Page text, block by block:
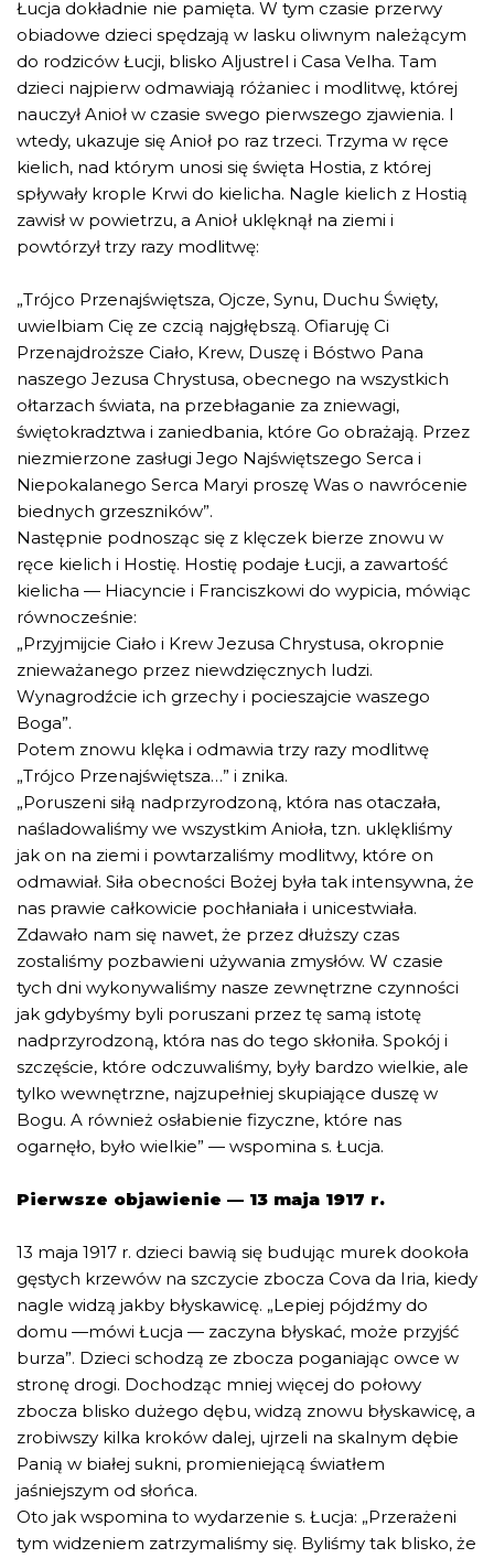
Łucja dokładnie nie pamięta. W tym czasie przerwy
obiadowe dzieci spędzają w lasku oliwnym należącym
do rodziców Łucji, blisko Aljustrel i Casa Velha. Tam
dzieci najpierw odmawiają różaniec i modlitwę, której
nauczył Anioł w czasie swego pierwszego zjawienia. I
wtedy, ukazuje się Anioł po raz trzeci. Trzyma w ręce
kielich, nad którym unosi się święta Hostia, z której
spływały krople Krwi do kielicha. Nagle kielich z Hostią
zawisł w powietrzu, a Anioł uklęknął na ziemi i
powtórzył trzy razy modlitwę:
„Trójco Przenajświętsza, Ojcze, Synu, Duchu Święty,
uwielbiam Cię ze czcią najgłębszą. Ofiaruję Ci
Przenajdroższe Ciało, Krew, Duszę i Bóstwo Pana
naszego Jezusa Chrystusa, obecnego na wszystkich
ołtarzach świata, na przebłaganie za zniewagi,
świętokradztwa i zaniedbania, które Go obrażają. Przez
niezmierzone zasługi Jego Najświętszego Serca i
Niepokalanego Serca Maryi proszę Was o nawrócenie
biednych grzeszników”.
Następnie podnosząc się z klęczek bierze znowu w
ręce kielich i Hostię. Hostię podaje Łucji, a zawartość
kielicha — Hiacyncie i Franciszkowi do wypicia, mówiąc
równocześnie:
„Przyjmijcie Ciało i Krew Jezusa Chrystusa, okropnie
znieważanego przez niewdzięcznych ludzi.
Wynagrodźcie ich grzechy i pocieszajcie waszego
Boga”.
Potem znowu klęka i odmawia trzy razy modlitwę
„Trójco Przenajświętsza…” i znika.
„Poruszeni siłą nadprzyrodzoną, która nas otaczała,
naśladowaliśmy we wszystkim Anioła, tzn. uklękliśmy
jak on na ziemi i powtarzaliśmy modlitwy, które on
odmawiał. Siła obecności Bożej była tak intensywna, że
nas prawie całkowicie pochłaniała i unicestwiała.
Zdawało nam się nawet, że przez dłuższy czas
zostaliśmy pozbawieni używania zmysłów. W czasie
tych dni wykonywaliśmy nasze zewnętrzne czynności
jak gdybyśmy byli poruszani przez tę samą istotę
nadprzyrodzoną, która nas do tego skłoniła. Spokój i
szczęście, które odczuwaliśmy, były bardzo wielkie, ale
tylko wewnętrzne, najzupełniej skupiające duszę w
Bogu. A również osłabienie fizyczne, które nas
ogarnęło, było wielkie” — wspomina s. Łucja.
Pierwsze objawienie — 13 maja 1917 r.
13 maja 1917 r. dzieci bawią się budując murek dookoła
gęstych krzewów na szczycie zbocza Cova da Iria, kiedy
nagle widzą jakby błyskawicę. „Lepiej pójdźmy do
domu —mówi Łucja — zaczyna błyskać, może przyjść
burza”. Dzieci schodzą ze zbocza poganiając owce w
stronę drogi. Dochodząc mniej więcej do połowy
zbocza blisko dużego dębu, widzą znowu błyskawicę, a
zrobiwszy kilka kroków dalej, ujrzeli na skalnym dębie
Panią w białej sukni, promieniejącą światłem
jaśniejszym od słońca.
Oto jak wspomina to wydarzenie s. Łucja: „Przerażeni
tym widzeniem zatrzymaliśmy się. Byliśmy tak blisko, że